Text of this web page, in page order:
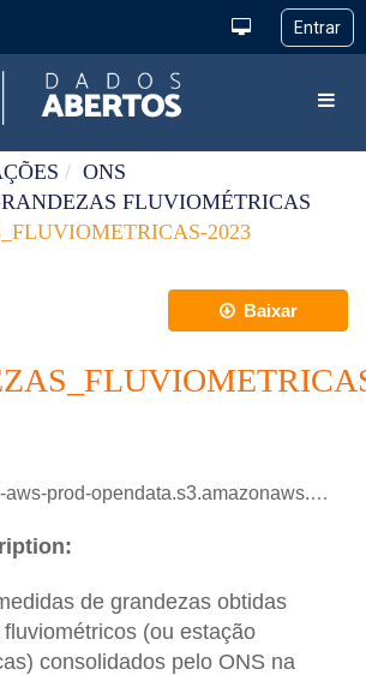
ONS
FLUVIOMÉTRICAS
2023
Baixar
dataset/grandezas_fluviometricas_di/GRANDEZAS_FLUVIOMETRICAS_2023.xlsx
de grandezas obtidas
(ou estação
consolidados pelo ONS na